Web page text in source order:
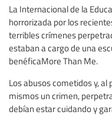
La Internacional de la
horrorizada por los
terribles crímenes
estaban a cargo de una
benéficaMore Than Me.
Los abusos cometidos y,
mismos un crimen,
debían estar cuidando y